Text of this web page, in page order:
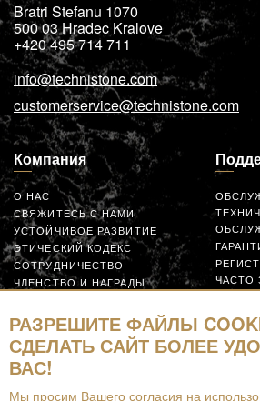
Bratri Stefanu 1070
500 03Hradec Kralove
+420 495 714 711
info@technistone.com
customerservice@technistone.com
Компания
О НАС
СВЯЖИТЕСЬ С НАМИ
УСТОЙЧИВОЕ РАЗВИТИЕ
ЭТИЧЕСКИЙ КОДЕКС
СОТРУДНИЧЕСТВО
ЧЛЕНСТВО И НАГРАДЫ
СОТРУДНИЧАЙТЕ
ЧАСТО
Ресурсы
РАЗРЕШИТЕ ФАЙЛЫ
СДЕЛАТЬ САЙТ БОЛЕЕ
ВАС!
Мы просим Вашего согласия на